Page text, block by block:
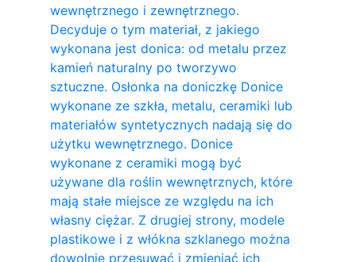
wewnętrznego i zewnętrznego.
Decyduje o tym materiał, z jakiego
wykonana jest donica: od metalu przez
kamień naturalny po tworzywo
sztuczne. Osłonka na doniczkę Donice
wykonane ze szkła, metalu, ceramiki lub
materiałów syntetycznych nadają się do
użytku wewnętrznego. Donice
wykonane z ceramiki mogą być
używane dla roślin wewnętrznych, które
mają stałe miejsce ze względu na ich
własny ciężar. Z drugiej strony, modele
plastikowe i z włókna szklanego można
dowolnie przesuwać i zmieniać ich